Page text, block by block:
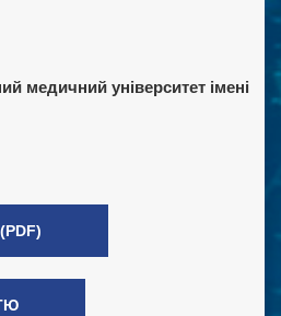
медичний університет імені